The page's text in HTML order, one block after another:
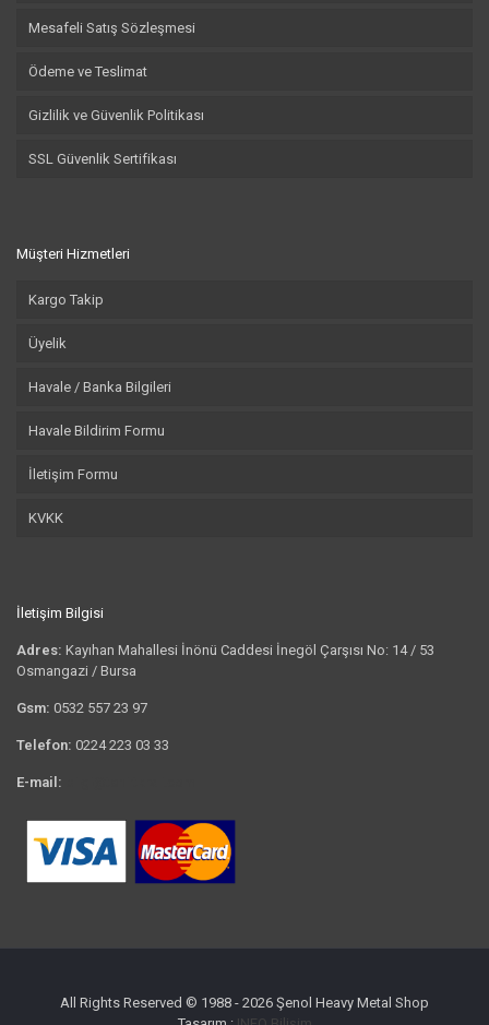
Mesafeli Satış Sözleşmesi
Ödeme ve Teslimat
Gizlilik ve Güvenlik Politikası
SSL Güvenlik Sertifikası
Müşteri Hizmetleri
Kargo Takip
Üyelik
Havale / Banka Bilgileri
Havale Bildirim Formu
İletişim Formu
KVKK
İletişim Bilgisi
Adres: Kayıhan Mahallesi İnönü Caddesi İnegöl Çarşısı No: 14 / 53
Osmangazi / Bursa
Gsm: 0532 557 23 97
Telefon: 0224 223 03 33
E-mail:
All Rights Reserved © 1988 - 2026 Şenol Heavy Metal Shop